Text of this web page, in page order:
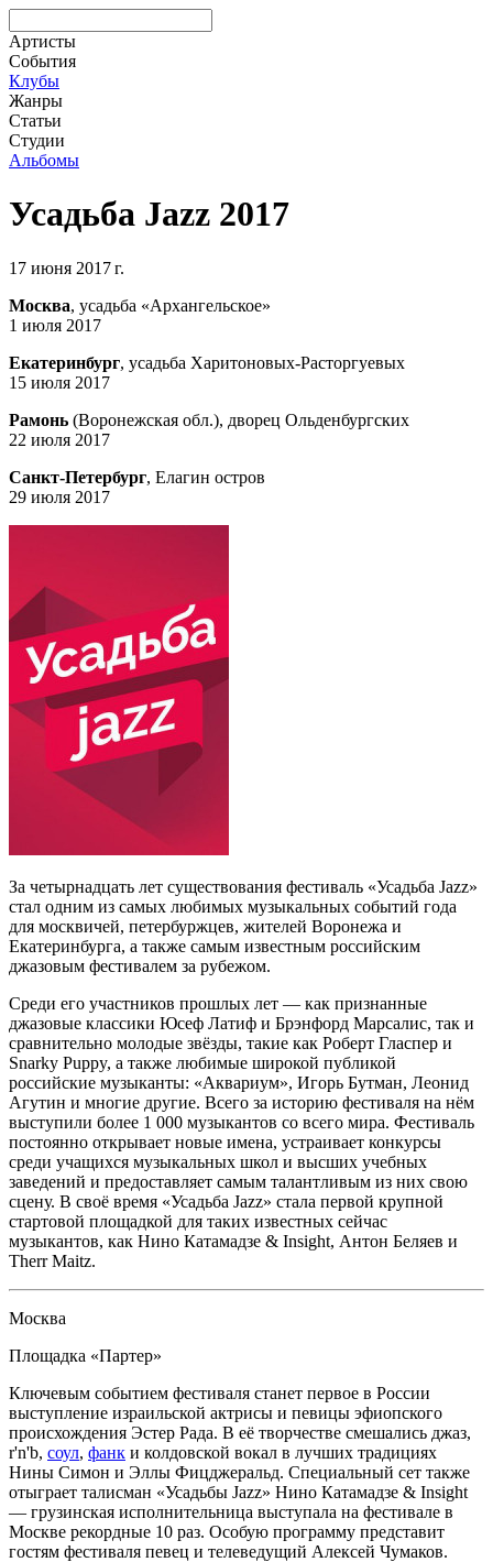
Артисты
События
Клубы
Жанры
Статьи
Студии
Альбомы
Усадьба Jazz 2017
17 июня 2017 г.
Москва, усадьба «Архангельское»
1 июля 2017
Екатеринбург, усадьба Харитоновых-Расторгуевых
15 июля 2017
Рамонь (Воронежская обл.), дворец Ольденбургских
22 июля 2017
Санкт-Петербург, Елагин остров
29 июля 2017
За четырнадцать лет существования фестиваль «Усадьба Jazz»
стал одним из самых любимых музыкальных событий года
для москвичей, петербуржцев, жителей Воронежа и
Екатеринбурга, а также самым известным российским
джазовым фестивалем за рубежом.
Среди его участников прошлых лет — как признанные
джазовые классики Юсеф Латиф и Брэнфорд Марсалис, так и
сравнительно молодые звёзды, такие как Роберт Гласпер и
Snarky Puppy, а также любимые широкой публикой
российские музыканты: «Аквариум», Игорь Бутман, Леонид
Агутин и многие другие. Всего за историю фестиваля на нём
выступили более 1 000 музыкантов со всего мира. Фестиваль
постоянно открывает новые имена, устраивает конкурсы
среди учащихся музыкальных школ и высших учебных
заведений и предоставляет самым талантливым из них свою
сцену. В своё время «Усадьба Jazz» стала первой крупной
стартовой площадкой для таких известных сейчас
музыкантов, как Нино Катамадзе & Insight, Антон Беляев и
Therr Maitz.
Москва
Площадка «Партер»
Ключевым событием фестиваля станет первое в России
выступление израильской актрисы и певицы эфиопского
происхождения Эстер Рада. В её творчестве смешались джаз,
r'n'b, соул, фанк и колдовской вокал в лучших традициях
Нины Симон и Эллы Фицджеральд. Специальный сет также
отыграет талисман «Усадьбы Jazz» Нино Катамадзе & Insight
— грузинская исполнительница выступала на фестивале в
Москве рекордные 10 раз. Особую программу представит
гостям фестиваля певец и телеведущий Алексей Чумаков.